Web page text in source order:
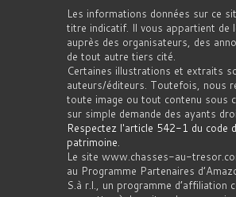
Les informations données sur ce
titre indicatif. Il vous appartient de
auprès des organisateurs, des
de tout autre tiers cité.
Certaines illustrations et extraits
auteurs/éditeurs. Toutefois, nous
toute image ou tout contenu sous
sur simple demande des ayants
Respectez l'article 542-1 du code
patrimoine.
Le site www.chasses-au-
au Programme Partenaires
S.à r.l., un programme d’affiliation